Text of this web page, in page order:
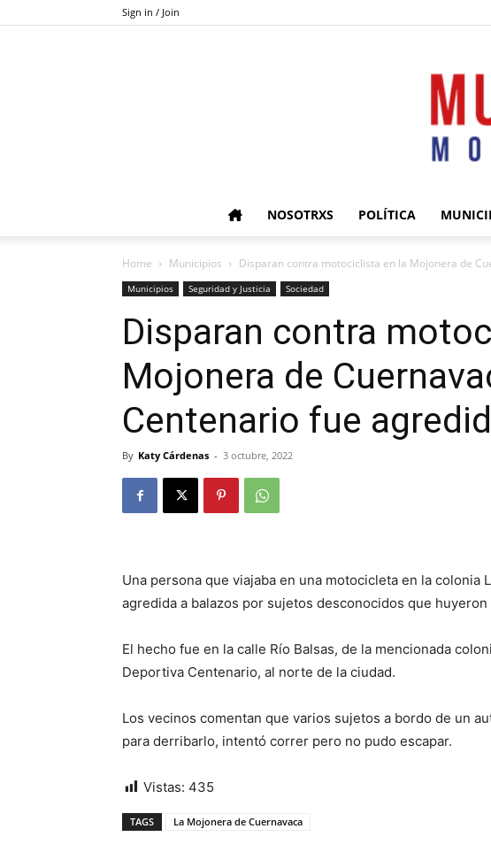
Sign in / Join
NOSOTRXS POLÍTICA
Home Municipios Disparan contra motociclista en la Mojonera de
Municipios Seguridad y Justicia Sociedad
Disparan contra
Mojonera de
Centenario fue
By Katy Cárdenas - 3 octubre, 2022
Una persona que viajaba en una motocicleta en la colonia
agredida a balazos por sujetos desconocidos que
El hecho fue en la calle Río Balsas, de la mencionada
Deportiva Centenario, al norte de la ciudad.
Los vecinos comentan que varios sujetos a bordo de un
para derribarlo, intentó correr pero no pudo escapar.
Vistas: 435
TAGS La Mojonera de Cuernavaca